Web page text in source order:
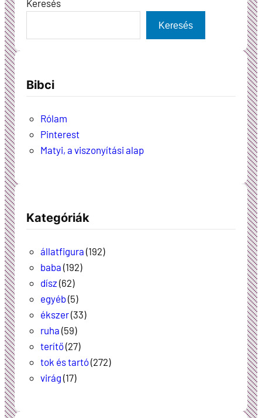
Keresés
Keresés
Bibci
Rólam
Pinterest
Matyi, a viszonyítási alap
Kategóriák
állatfigura (192)
baba (192)
dísz (62)
egyéb(5)
ékszer(33)
ruha (59)
terítő(27)
tok és tartó(272)
virág (17)